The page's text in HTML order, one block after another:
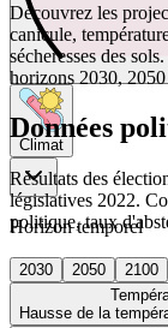
Climat
Horizon temporel
2030 2050
2100
Hausse de la
Découvrez les
canicule,
sécheresses des
horizons 2030,
Données
Résultats des
législatives 2022.
politique, taux